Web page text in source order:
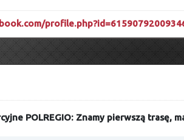
POLREGIO: Znamy pierwszą trasę,